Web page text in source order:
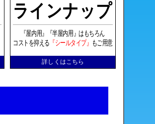
ラインナップ
『屋内用』『半屋内用』はもちろん
コストを抑える 『シールタイプ』 もご用意
詳しくはこちら